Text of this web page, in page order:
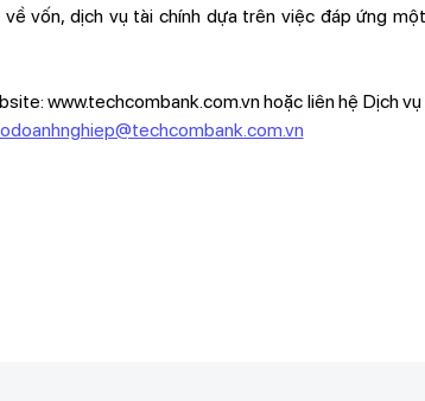
vốn, dịch vụ tài chính dựa trên việc đáp ứng
www.techcombank.com.vn hoặc liên hệ Dịch